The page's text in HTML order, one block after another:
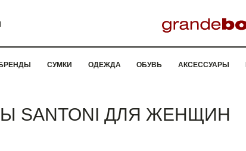
БРЕНДЫ СУМКИ ОДЕЖДА ОБУВЬ АКСЕССУАРЫ
SANTONI ДЛЯ ЖЕНЩИН